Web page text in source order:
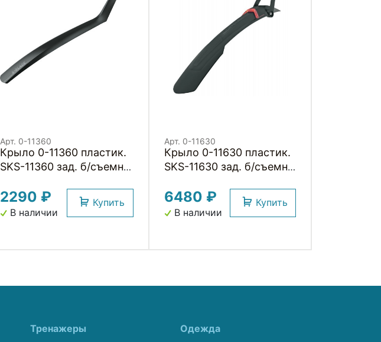
Арт. 0-11360
Крыло 0-11360 пластик.
SKS-11360 зад. б/съемн.
черное (Германия)
2290 ₽
В наличии
Купить
Арт. 0-11630
Крыло 0-11630 пластик.
SKS-11630 зад. б/съемн.
мерцающим фонариком
NIGHTBLADE 26+27,5"
6480 ₽
В наличии
Купить
Тренажеры Одежда